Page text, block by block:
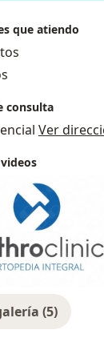
que atiendo
consulta
Ver
(5)